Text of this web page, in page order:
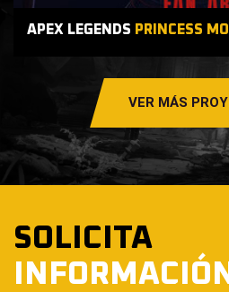
APEX LEGENDS PRINCESS
VER MÁS
SOLICITA
INFORMACIÓN